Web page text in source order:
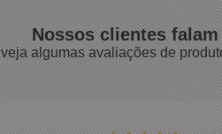
Nossos clientes
veja algumas avaliações de